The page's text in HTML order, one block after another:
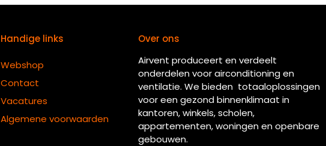
Handige links
Webshop
Contact
Vacatures
Algemene voorwaarden
Over ons
Airvent produceert en verdeelt
onderdelen voor airconditioning en
ventilatie. We bieden totaaloplossingen
voor een gezond binnenklimaat in
kantoren, winkels, scholen,
appartementen, woningen en openbare
gebouwen.